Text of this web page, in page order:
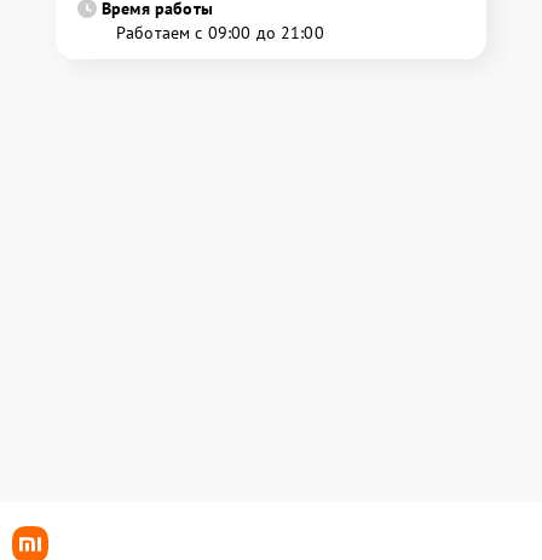
Время работы
Работаем с 09:00 до 21:00